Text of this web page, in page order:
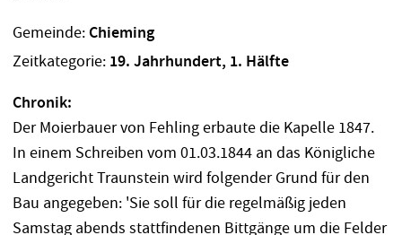
Gemeinde: Chieming
Zeitkategorie: 19. Jahrhundert, 1. Hälfte
Chronik:
Der Moierbauer von Fehling erbaute die Kapelle 1847.
In einem Schreiben vom 01.03.1844 an das Königliche
Landgericht Traunstein wird folgender Grund für den
Bau angegeben: 'Sie soll für die regelmäßig jeden
Samstag abends stattfindenen Bittgänge um die Felder